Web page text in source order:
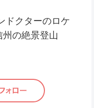
ドクターのロケ
の絶景登山